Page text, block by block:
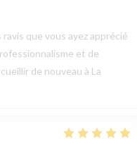
que vous ayez apprécié
et de
de nouveau à La